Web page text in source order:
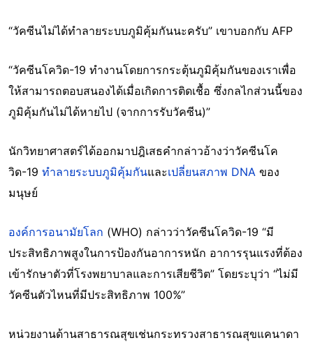
“วัคซีนไม่ได้ทำลายระบบภูมิคุ้มกันนะครับ” เขาบอกกับ AFP
“วัคซีนโควิด-19 ทำงานโดยการกระตุ้นภูมิคุ้มกันของเราเพื่อ
ให้สามารถตอบสนองได้เมื่อเกิดการติดเชื้อ ซึ่งกลไกส่วนนี้ของ
ภูมิคุ้มกันไม่ได้หายไป (จากการรับวัคซีน)”
นักวิทยาศาสตร์ได้ออกมาปฎิเสธคำกล่าวอ้างว่าวัคซีนโค
วิด-19 ทำลายระบบภูมิคุ้มกันและเปลี่ยนสภาพ DNA ของ
มนุษย์
องค์การอนามัยโลก (WHO) กล่าวว่าวัคซีนโควิด-19 “มี
ประสิทธิภาพสูงในการป้องกันอาการหนัก อาการรุนแรงที่ต้อง
เข้ารักษาตัวที่โรงพยาบาลและการเสียชีวิต” โดยระบุว่า “ไม่มี
วัคซีนตัวไหนที่มีประสิทธิภาพ 100%”
หน่วยงานด้านสาธารณสุขเช่นกระทรวงสาธารณสุขแคนาดา